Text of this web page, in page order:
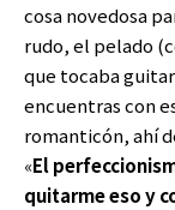
cosa novedosa
rudo, el pelado
que tocaba
encuentras con
romanticón, ahí
«El
quitarme eso y